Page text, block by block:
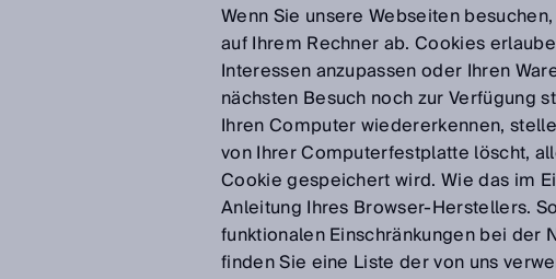
Wenn Sie unsere Webseiten
auf Ihrem Rechner ab. Cookies
Interessen anzupassen oder Ihren
nächsten Besuch noch zur Verfügung
Ihren Computer wiedererkennen,
von Ihrer Computerfestplatte löscht,
Cookie gespeichert wird. Wie das im
Anleitung Ihres Browser-Herstellers.
funktionalen Einschränkungen bei der
finden Sie eine Liste der von uns